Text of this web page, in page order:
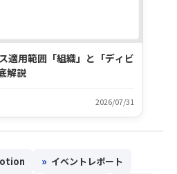
適用範囲「組織」と「ディビ
解説
2026/07/31
» イベントレポート